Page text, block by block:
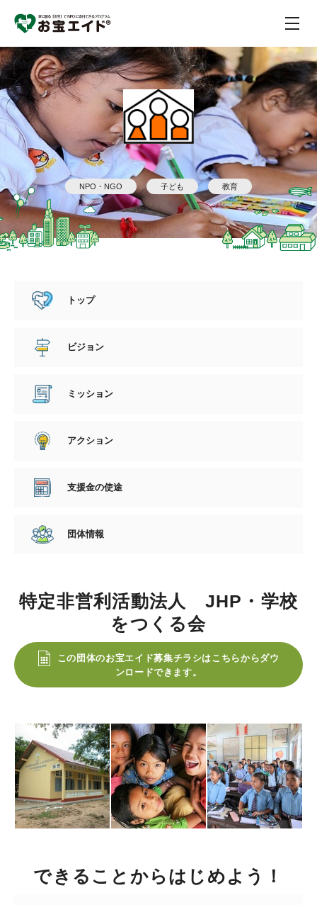
NPO・NGO 子ども 教育
トップ
ビジョン
ミッション
アクション
支援金の使途
団体情報
特定非営利活動法人 JHP・学校
をつくる会
この団体のお宝エイド募集チラシはこちらからダウ
ンロードできます。
できることからはじめよう！